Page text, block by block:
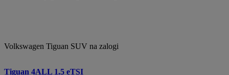
Volkswagen Tiguan SUV na zalogi
Tiguan 4ALL 1.5 eTSI